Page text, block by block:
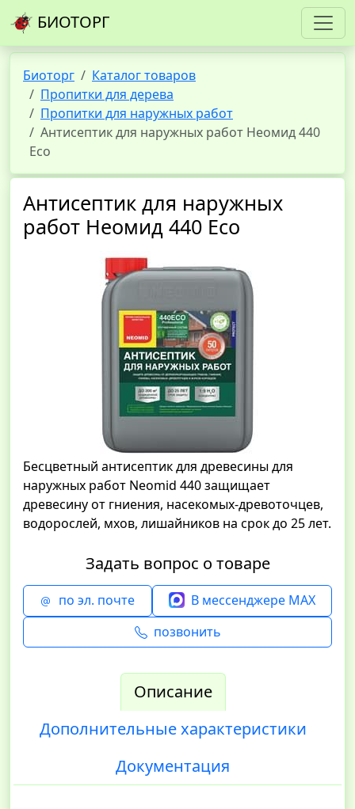
БИОТОРГ
Биоторг
Каталог товаров
Пропитки для дерева
Пропитки для наружных работ
Антисептик для наружных работ Неомид 440
Eco
Антисептик для наружных
работ Неомид 440 Eco
Бесцветный антисептик для древесины для
наружных работ Neomid 440 защищает
древесину от гниения, насекомых-древоточцев,
водорослей, мхов, лишайников на срок до 25 лет.
Задать вопрос о товаре
по эл. почте
В мессенджере MAX
позвонить
Описание
Дополнительные характеристики
Документация